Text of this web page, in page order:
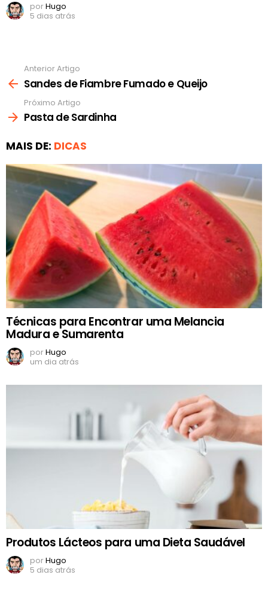
porHugo
5 dias atrás
mais
Anterior Artigo
Sandes de Fiambre Fumado e Queijo
Próximo Artigo
Pasta de Sardinha
MAIS DE: DICAS
Técnicas para Encontrar uma Melancia
Madura e Sumarenta
porHugo
um dia atrás
Produtos Lácteos para uma Dieta Saudável
porHugo
5 dias atrás